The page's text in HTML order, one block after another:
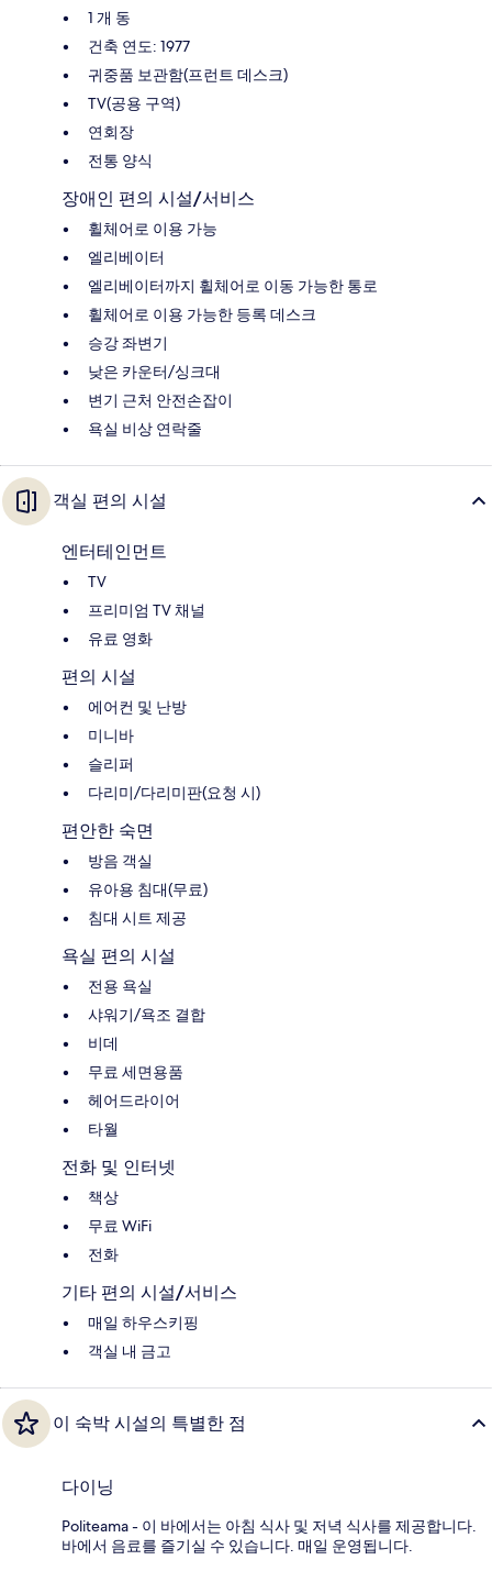
1 개 동
건축 연도: 1977
귀중품 보관함(프런트 데스크)
TV(공용 구역)
연회장
전통 양식
장애인 편의 시설/서비스
휠체어로 이용 가능
엘리베이터
엘리베이터까지 휠체어로 이동 가능한 통로
휠체어로 이용 가능한 등록 데스크
승강 좌변기
낮은 카운터/싱크대
변기 근처 안전손잡이
욕실 비상 연락줄
객실 편의 시설
엔터테인먼트
TV
프리미엄 TV 채널
유료 영화
편의 시설
에어컨 및 난방
미니바
슬리퍼
다리미/다리미판(요청 시)
편안한 숙면
방음 객실
유아용 침대(무료)
침대 시트 제공
욕실 편의 시설
전용 욕실
샤워기/욕조 결합
비데
무료 세면용품
헤어드라이어
타월
전화 및 인터넷
책상
무료 WiFi
전화
기타 편의 시설/서비스
매일 하우스키핑
객실 내 금고
이 숙박 시설의 특별한 점
다이닝
Politeama - 이 바에서는 아침 식사 및 저녁 식사를 제공합니다.
바에서 음료를 즐기실 수 있습니다. 매일 운영됩니다.